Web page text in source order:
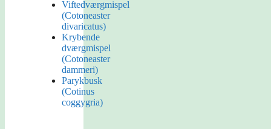
Viftedværgmispel
(Cotoneaster
divaricatus)
Krybende
dværgmispel
(Cotoneaster
dammeri)
Parykbusk
(Cotinus
coggygria)